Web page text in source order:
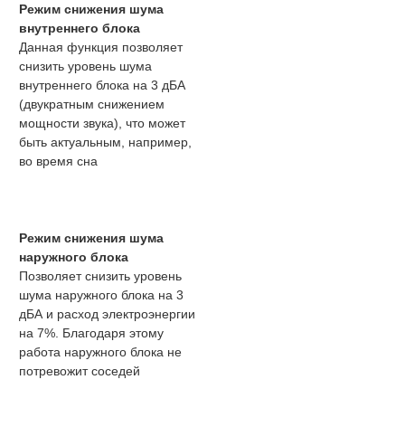
Режим снижения шума
внутреннего блока
Данная функция позволяет
снизить уровень шума
внутреннего блока на 3 дБА
(двукратным снижением
мощности звука), что может
быть актуальным, например,
во время сна
Режим снижения шума
наружного блока
Позволяет снизить уровень
шума наружного блока на 3
дБА и расход электроэнергии
на 7%. Благодаря этому
работа наружного блока не
потревожит соседей